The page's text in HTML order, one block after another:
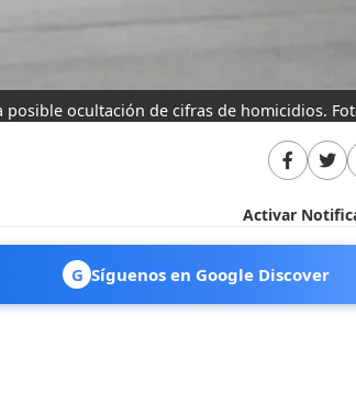
ocultación de cifras de homicidios.
Activar
G Síguenos en Google Discover